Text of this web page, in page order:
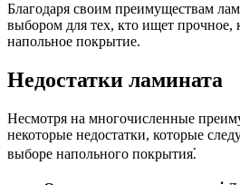
Благодаря своим преимуществам
выбором для тех, кто ищет прочное,
напольное покрытие.
Недостатки ламината
Несмотря на многочисленные
некоторые недостатки, которые
выборе напольного покрытия⁚